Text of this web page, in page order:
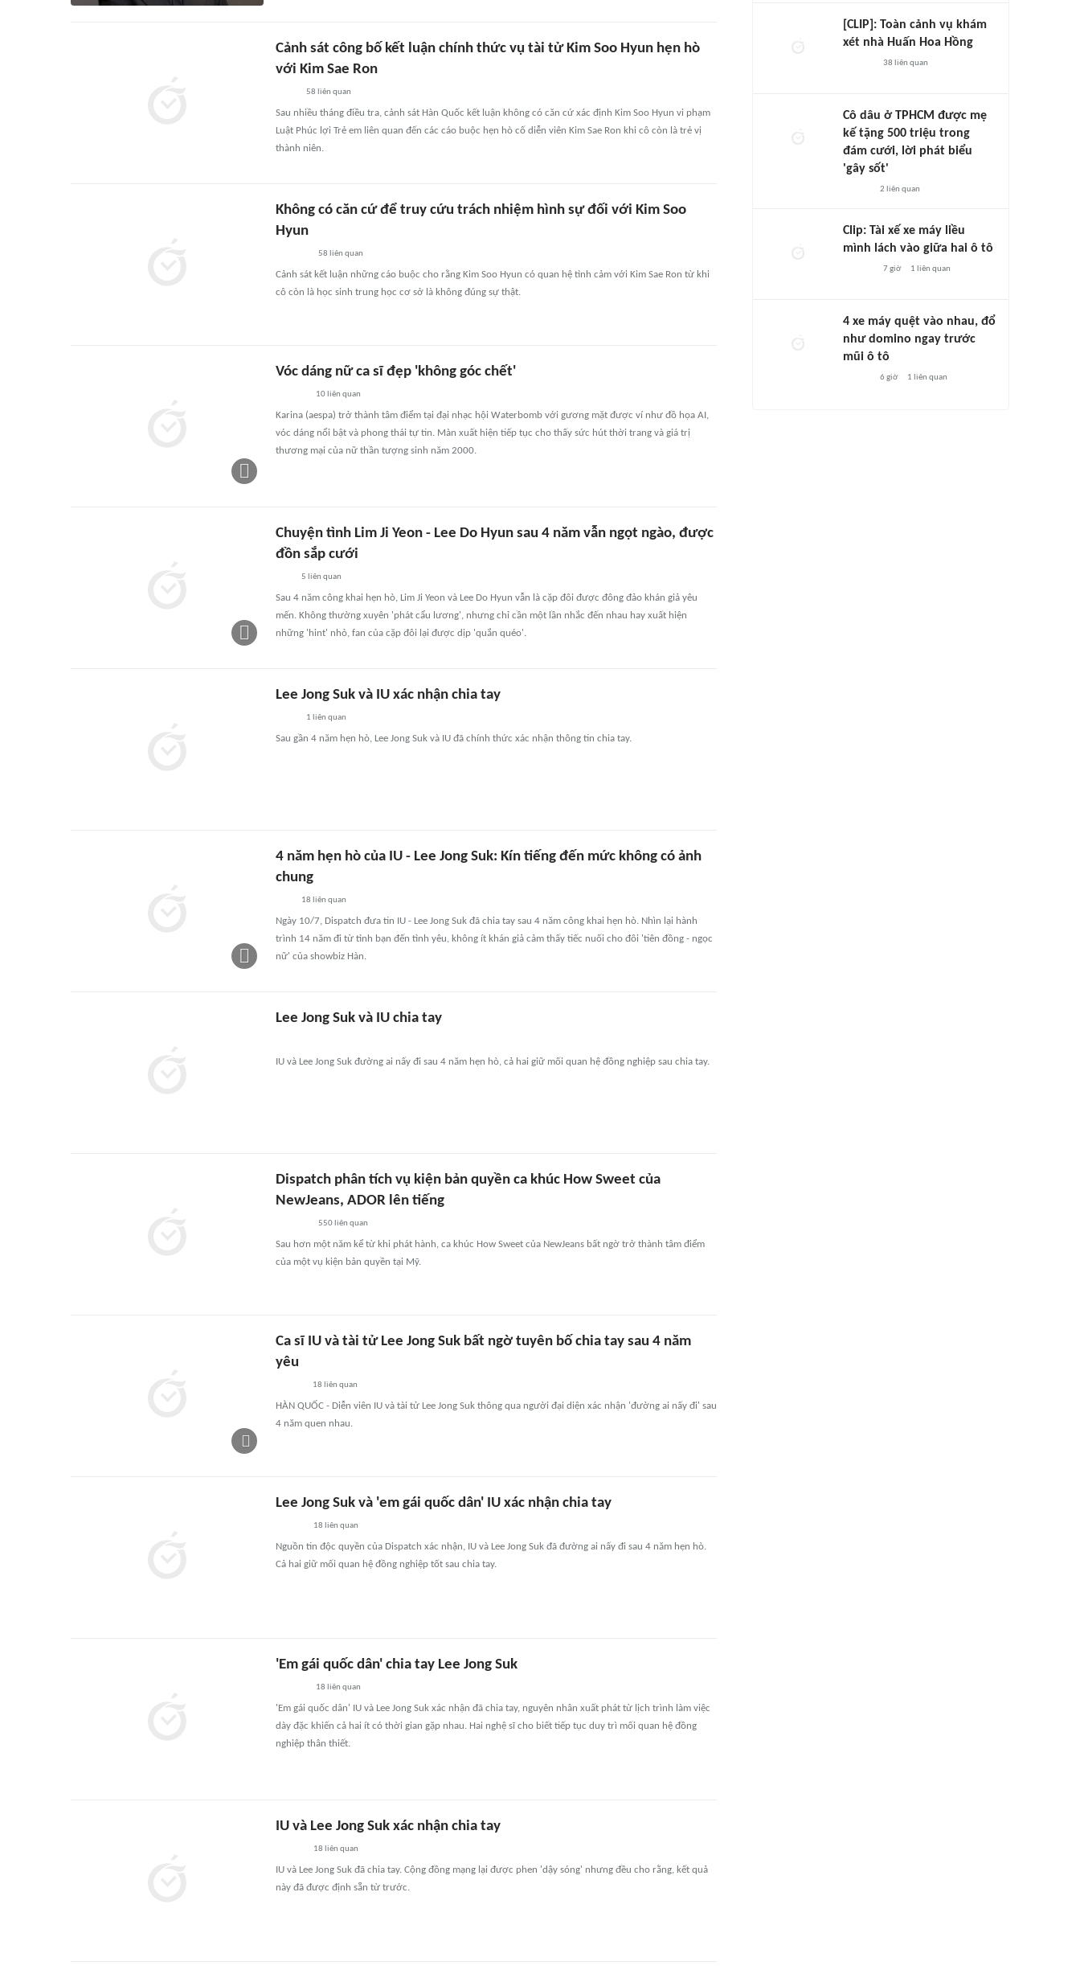
Cảnh sát công bố kết luận chính thức vụ tài tử Kim Soo Hyun hẹn hò
với Kim Sae Ron
58 liên quan
Sau nhiều tháng điều tra, cảnh sát Hàn Quốc kết luận không có căn cứ xác định Kim Soo Hyun vi phạm
Luật Phúc lợi Trẻ em liên quan đến các cáo buộc hẹn hò cố diễn viên Kim Sae Ron khi cô còn là trẻ vị
thành niên.
Không có căn cứ để truy cứu trách nhiệm hình sự đối với Kim Soo
Hyun
58 liên quan
Cảnh sát kết luận những cáo buộc cho rằng Kim Soo Hyun có quan hệ tình cảm với Kim Sae Ron từ khi
cô còn là học sinh trung học cơ sở là không đúng sự thật.
Vóc dáng nữ ca sĩ đẹp 'không góc chết'
10liên quan
Karina (aespa) trở thành tâm điểm tại đại nhạc hội Waterbomb với gương mặt được ví như đồ họa AI,
vóc dáng nổi bật và phong thái tự tin. Màn xuất hiện tiếp tục cho thấy sức hút thời trang và giá trị
thương mại của nữ thần tượng sinh năm 2000.
Chuyện tình Lim Ji Yeon - Lee Do Hyun sau 4 năm vẫn ngọt ngào, được
đồn sắp cưới
5 liên quan
Sau 4 năm công khai hẹn hò, Lim Ji Yeon và Lee Do Hyun vẫn là cặp đôi được đông đảo khán giả yêu
mến. Không thường xuyên 'phát cẩu lương', nhưng chỉ cần một lần nhắc đến nhau hay xuất hiện
những 'hint' nhỏ, fan của cặp đôi lại được dịp 'quắn quéo'.
Lee Jong Suk và IU xác nhận chia tay
1 liên quan
Sau gần 4 năm hẹn hò, Lee Jong Suk và IU đã chính thức xác nhận thông tin chia tay.
4 năm hẹn hò của IU - Lee Jong Suk: Kín tiếng đến mức không có ảnh
chung
18 liên quan
Ngày 10/7, Dispatch đưa tin IU - Lee Jong Suk đã chia tay sau 4 năm công khai hẹn hò. Nhìn lại hành
trình 14 năm đi từ tình bạn đến tình yêu, không ít khán giả cảm thấy tiếc nuối cho đôi 'tiên đồng - ngọc
nữ' của showbiz Hàn.
Lee Jong Suk và IU chia tay
IU và Lee Jong Suk đường ai nấy đi sau 4 năm hẹn hò, cả hai giữ mối quan hệ đồng nghiệp sau chia tay.
Dispatch phân tích vụ kiện bản quyền ca khúc How Sweet của
NewJeans, ADOR lên tiếng
550liên quan
Sau hơn một năm kể từ khi phát hành, ca khúc How Sweet của NewJeans bất ngờ trở thành tâm điểm
của một vụ kiện bản quyền tại Mỹ.
Ca sĩ IU và tài tử Lee Jong Suk bất ngờ tuyên bố chia tay sau 4 năm
yêu
18 liên quan
HÀN QUỐC - Diễn viên IU và tài tử Lee Jong Suk thông qua người đại diện xác nhận 'đường ai nấy đi' sau
4 năm quen nhau.
Lee Jong Suk và 'em gái quốc dân' IU xác nhận chia tay
18 liên quan
Nguồn tin độc quyền của Dispatch xác nhận, IU và Lee Jong Suk đã đường ai nấy đi sau 4 năm hẹn hò.
Cả hai giữ mối quan hệ đồng nghiệp tốt sau chia tay.
'Em gái quốc dân' chia tay Lee Jong Suk
18 liên quan
'Em gái quốc dân' IU và Lee Jong Suk xác nhận đã chia tay, nguyên nhân xuất phát từ lịch trình làm việc
dày đặc khiến cả hai ít có thời gian gặp nhau. Hai nghệ sĩ cho biết tiếp tục duy trì mối quan hệ đồng
nghiệp thân thiết.
IU và Lee Jong Suk xác nhận chia tay
18 liên quan
IU và Lee Jong Suk đã chia tay. Cộng đồng mạng lại được phen 'dậy sóng' nhưng đều cho rằng, kết quả
này đã được định sẵn từ trước.
[CLIP]: Toàn cảnh vụ khám
xét nhà Huấn Hoa Hồng
38 liên quan
Cô dâu ở TPHCM được mẹ
kế tặng 500 triệu trong
đám cưới, lời phát biểu
'gây sốt'
2 liên quan
Clip: Tài xế xe máy liều
mình lách vào giữa hai ô tô
7 giờ 1 liên quan
4 xe máy quệt vào nhau, đổ
như domino ngay trước
mũi ô tô
6 giờ 1 liên quan